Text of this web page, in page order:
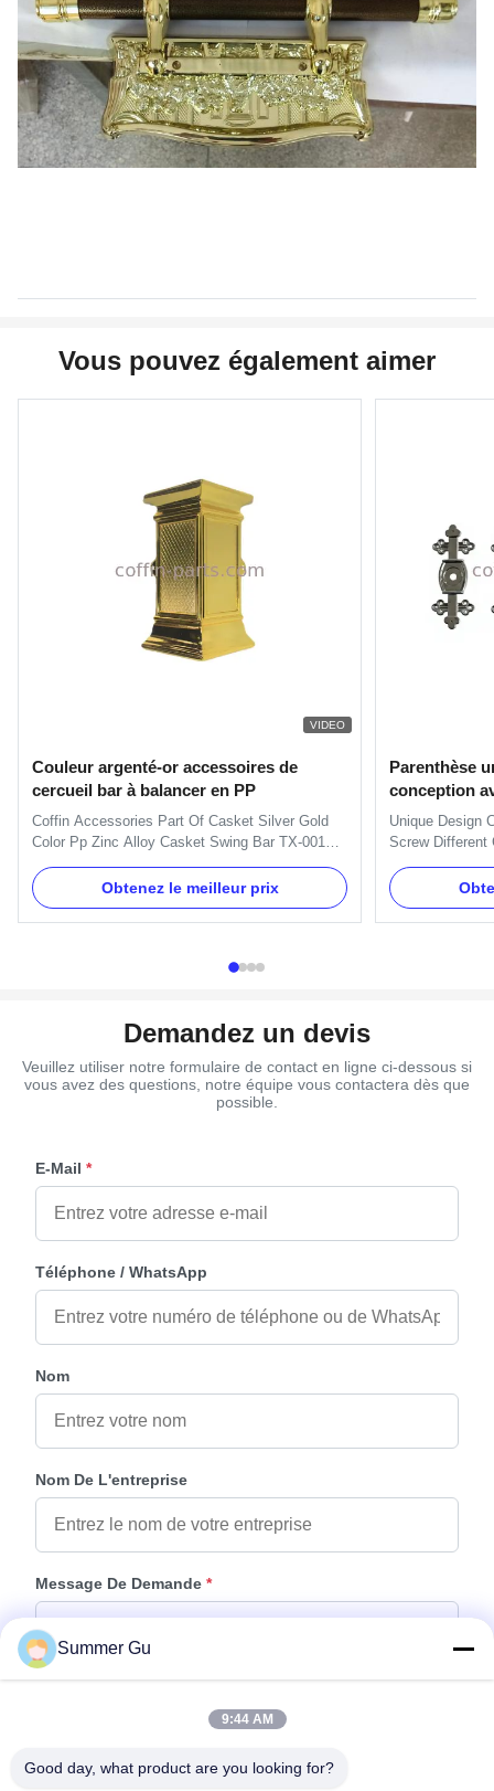
Vous pouvez également aimer
VIDEO
Couleur argenté-or accessoires de
cercueil bar à balancer en PP
Coffin Accessories Part Of Casket Silver Gold
Color Pp Zinc Alloy Casket Swing Bar TX-001
Plastic(PP,ABS) Color Gold, silver, copper, as
your order Delivery Time 30 days after the order
confirmed Payment Term TT, L/C MOQ 100sets
Obtenez le meilleur prix
Parenthèse
conception
assortie de
Unique Design
Screw Different
Bracket 6# -
Capacity
pcs in a poly
Demandez un devis
Veuillez utiliser notre formulaire de contact en ligne ci-dessous si
vous avez des questions, notre équipe vous contactera dès que
possible.
E-Mail *
Téléphone / WhatsApp
Nom
Nom De L'entreprise
Message De Demande *
Joindre Des Fichiers
Summer Gu
9:44 AM
Good day, what product are you looking for?